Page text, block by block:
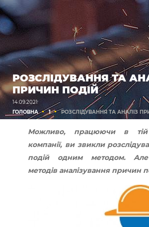
РОЗСЛІДУВАННЯ ТА
ПРИЧИН ПОДІЙ
14.09.2021
ГОЛОВНА
1 РОЗСЛІДУВАННЯ ТА АНАЛІЗ
Можливо, працюючи в
компанії, ви звикли
подій одним методом. Але
методів аналізування причин